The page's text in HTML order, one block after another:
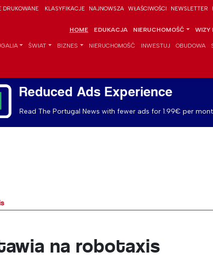
DRUKOWANE KLASYFIKACJE NAJNOWSZA WŁAŚCIWOŚCI NEWSLETTER
HOME EDUKACJA NIERUCHOMOŚĆ WIZY
ŚWIAT BIZNES NIERUCHOMOŚĆ INWESTUJ OBUDOWA
Reduced Ads Experience
Read The Portugal News with fewer ads for 1.99€ per
na robotaxis